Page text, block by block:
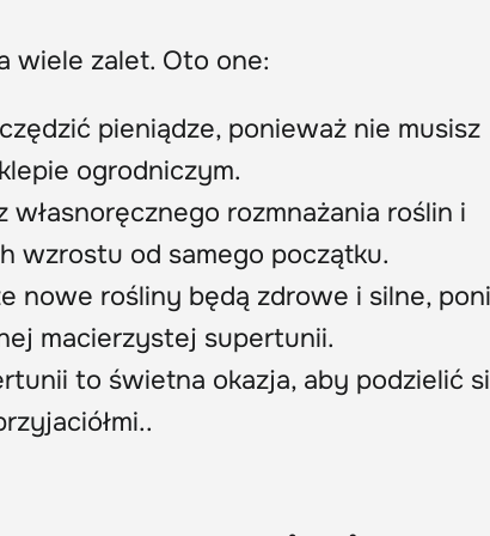
wiele zalet. Oto one:
pieniądze, ponieważ nie musisz
ogrodniczym.
rozmnażania roślin i
wzrostu od samego początku.
nowe rośliny będą zdrowe i silne,
macierzystej supertunii.
to świetna okazja, aby podzielić